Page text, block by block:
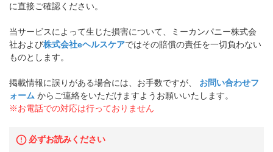
に直接ご確認ください。
当サービスによって生じた損害について、ミーカンパニー株式会
社および株式会社eヘルスケアではその賠償の責任を一切負わない
ものとします。
掲載情報に誤りがある場合には、お手数ですが、
お問い合わせフ
ォーム からご連絡をいただけますようお願いいたします。
※お電話での対応は行っておりません
必ずお読みください